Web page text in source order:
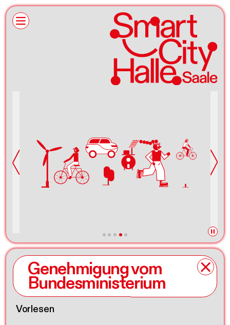
Genehmigung vom
Bundesministerium
Vorlesen